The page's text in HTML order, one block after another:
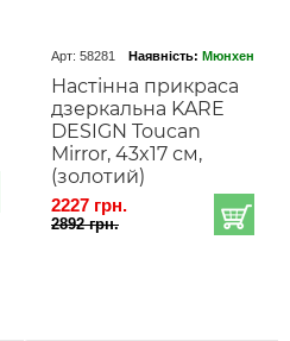
Арт: 58281 Наявність: Мюнхен
Настінна прикраса
дзеркальна KARE
DESIGN Toucan
Mirror, 43x17 см,
(золотий)
2227 грн.
2892 грн.